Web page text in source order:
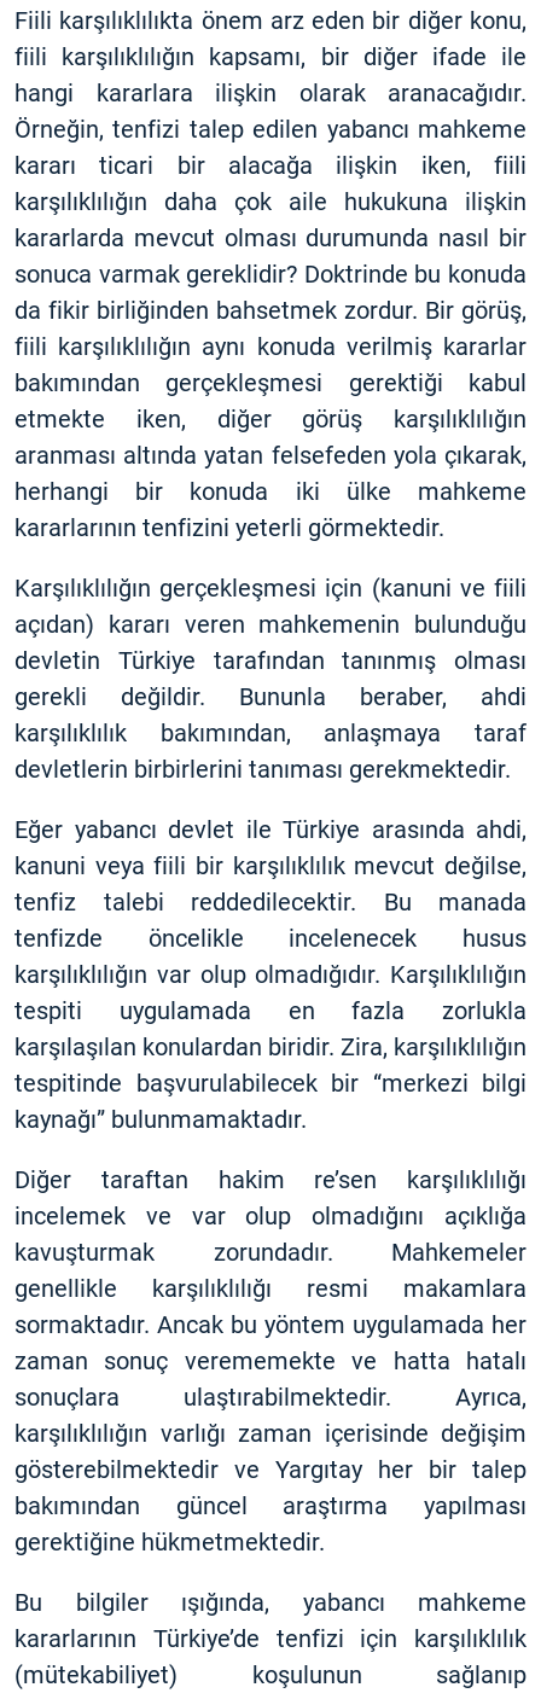
Fiili karşılıklılıkta önem arz eden bir diğer konu,
fiili karşılıklılığın kapsamı, bir diğer ifade ile
hangi kararlara ilişkin olarak aranacağıdır.
Örneğin, tenfizi talep edilen yabancı mahkeme
kararı ticari bir alacağa ilişkin iken, fiili
karşılıklılığın daha çok aile hukukuna ilişkin
kararlarda mevcut olması durumunda nasıl bir
sonuca varmak gereklidir? Doktrinde bu konuda
da fikir birliğinden bahsetmek zordur. Bir görüş,
fiili karşılıklılığın aynı konuda verilmiş kararlar
bakımından gerçekleşmesi gerektiği kabul
etmekte iken, diğer görüş karşılıklılığın
aranması altında yatan felsefeden yola çıkarak,
herhangi bir konuda iki ülke mahkeme
kararlarının tenfizini yeterli görmektedir.
Karşılıklılığın gerçekleşmesi için (kanuni ve fiili
açıdan) kararı veren mahkemenin bulunduğu
devletin Türkiye tarafından tanınmış olması
gerekli değildir. Bununla beraber, ahdi
karşılıklılık bakımından, anlaşmaya taraf
devletlerin birbirlerini tanıması gerekmektedir.
Eğer yabancı devlet ile Türkiye arasında ahdi,
kanuni veya fiili bir karşılıklılık mevcut değilse,
tenfiz talebi reddedilecektir. Bu manada
tenfizde öncelikle incelenecek husus
karşılıklılığın var olup olmadığıdır. Karşılıklılığın
tespiti uygulamada en fazla zorlukla
karşılaşılan konulardan biridir. Zira, karşılıklılığın
tespitinde başvurulabilecek bir “merkezi bilgi
kaynağı” bulunmamaktadır.
Diğer taraftan hakim re’sen karşılıklılığı
incelemek ve var olup olmadığını açıklığa
kavuşturmak zorundadır. Mahkemeler
genellikle karşılıklılığı resmi makamlara
sormaktadır. Ancak bu yöntem uygulamada her
zaman sonuç verememekte ve hatta hatalı
sonuçlara ulaştırabilmektedir. Ayrıca,
karşılıklılığın varlığı zaman içerisinde değişim
gösterebilmektedir ve Yargıtay her bir talep
bakımından güncel araştırma yapılması
gerektiğine hükmetmektedir.
Bu bilgiler ışığında, yabancı mahkeme
kararlarının Türkiye’de tenfizi için karşılıklılık
(mütekabiliyet) koşulunun sağlanıp